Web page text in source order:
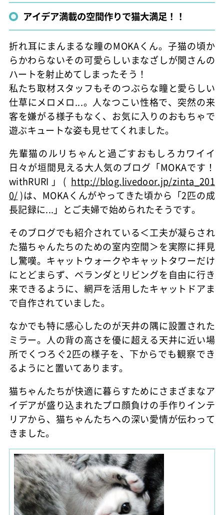
アイデア満載の空間作りで猫大満足！！
折れ耳にまんまるな瞳のMOKAくん。子猫の頃か
らかわらないその可愛らしいまなざしが関さんの
ハートを射止めてしまったそう！
私たち取材スタッフもそのつぶらな瞳と愛らしい
仕草にメロメロ...。人なつこい性格で、突然の来
客を嫌がる様子もなく、お気に入りのおもちゃで
遊ぶキュートな姿も見せてくれました。
先輩猫のルリちゃんと過ごすおもしろカワイイ
日々が垣間見える大人気のブログ「MOKAです！
withRURI」( http://blog.livedoor.jp/zinta_201
0/ )は、MOKAくんがやってきた頃から「2匹の成
長記録に...」とご夫婦で始められたそうです。
そのブログでも紹介されている＜工夫が凝らされ
た猫ちゃんたちのための室内空間＞を実際に拝見
し驚嘆。キャットウォークやキャットタワーだけ
にとどまらず、ベランダとリビングを自由に行き
来できるように、網戸を活用したキャットドアま
で自作されていました。
なかでも特に感心したのが天井の隅に設置された
ミラー。人の背の高さを優に超える天井に近い場
所でくつろぐ2匹の様子を、下からでも観察でき
るようにと置いてあります。
猫ちゃんたちが快適に暮らすためにさまざまなア
イデアが盛り込まれたプロ顔負けの手作りインテ
リアから、猫ちゃんたちへの深い愛情が伝わって
きました。